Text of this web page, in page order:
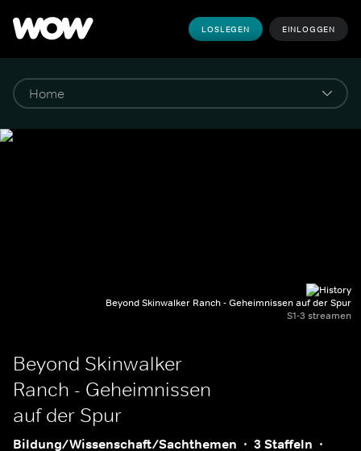
LOSLEGEN EINLOGGEN
Beyond Skinwalker Ranch - Geheimnissen auf der Spur
S1-3 streamen
Beyond Skinwalker
Ranch - Geheimnissen
auf der Spur
Bildung/Wissenschaft/Sachthemen
3 Staffeln